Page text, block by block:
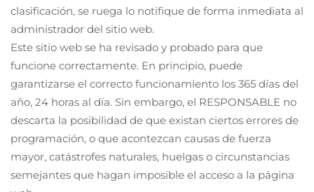
clasificación, se ruega lo notifique de forma inmediata al
administrador del sitio web.
Este sitio web se ha revisado y probado para que
funcione correctamente. En principio, puede
garantizarse el correcto funcionamiento los 365 días del
año, 24 horas al día. Sin embargo, el RESPONSABLE no
descarta la posibilidad de que existan ciertos errores de
programación, o que acontezcan causas de fuerza
mayor, catástrofes naturales, huelgas o circunstancias
semejantes que hagan imposible el acceso a la página